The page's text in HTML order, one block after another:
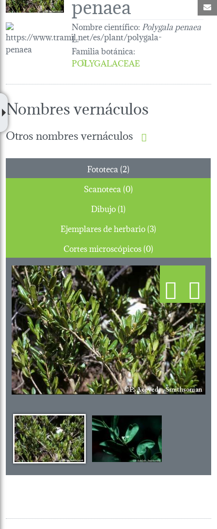
Nombre científico: Polygala penaea
L.
Familia botánica:
POLYGALACEAE
Nombres vernáculos
Otros nombres vernáculos
Fototeca (2)
Scanoteca (0)
Dibujo (1)
Ejemplares de herbario (3)
Cortes microscópicos (0)
Previous Next